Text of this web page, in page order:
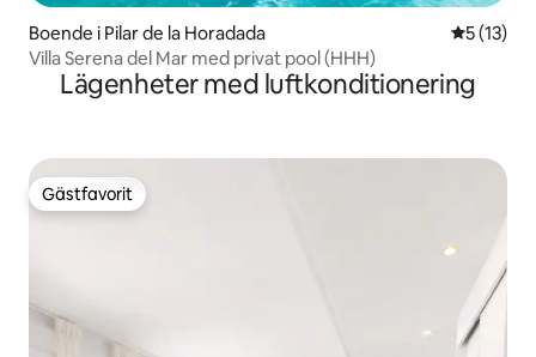
Boende i Pilar de la Horadada 5 av 5 i
5 (13)
Villa Serena del Mar med privat pool (HHH)
Lägenheter med luftkonditionering
Gästfavorit
Gästfavorit